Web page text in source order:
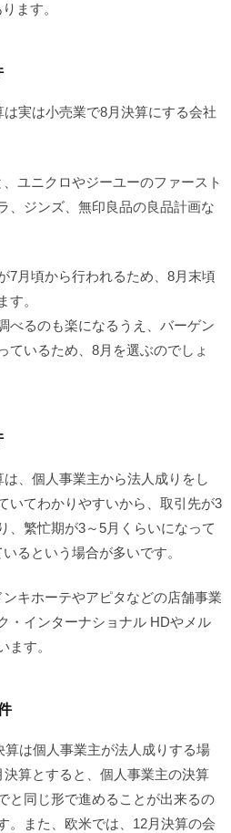
ます。
実は小売業で8月決算にする会社
ユニクロやジーユーのファースト
、ジンズ、無印良品の良品計画な
7月頃から行われるため、8月末頃
す。
べるのも楽になるうえ、バーゲン
ているため、8月を選ぶのでしょ
、個人事業主から法人成りをし
いてわかりやすいから、取引先が3
、繁忙期が3～5月くらいになって
るという場合が多いです。
キホーテやアピタなどの店舗事業
・インターナショナル HDやメル
ます。
は個人事業主が法人成りする場
算とすると、個人事業主の決算
と同じ形で進めることが出来るの
。また、欧米では、12月決算の会